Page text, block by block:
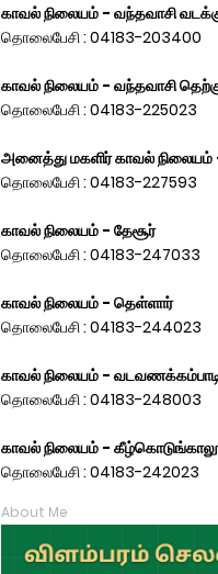
காவல் நிலையம் - வந்தவாசி
தொலைபேசி : 04183-203400
காவல் நிலையம் - வந்தவாசி
தொலைபேசி : 04183-225023
அனைத்து மகளிர் காவல் நிலையம்
தொலைபேசி : 04183-227593
காவல் நிலையம் - தேசூர்
தொலைபேசி : 04183-247033
காவல் நிலையம் - தெள்ளார்
தொலைபேசி : 04183-244023
காவல் நிலையம் -
தொலைபேசி : 04183-248003
காவல் நிலையம் -
தொலைபேசி : 04183-242023
About Me